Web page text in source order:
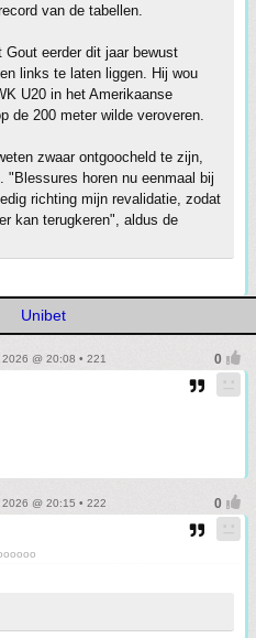
van de tabellen.
eerder dit jaar bewust
links te laten liggen. Hij wou
U20 in het Amerikaanse
de 200 meter wilde veroveren.
zwaar ontgoocheld te zijn,
"Blessures horen nu eenmaal bij
richting mijn revalidatie, zodat
kan terugkeren", aldus de
Unibet
2026 @ 20:08 • 221
2026 @ 20:15 • 222